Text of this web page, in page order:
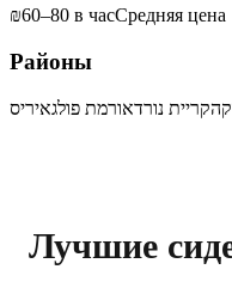
₪60–80 в часСредняя цена
Районы
קריית נורדאורמת פולגאיריס
Лучшие